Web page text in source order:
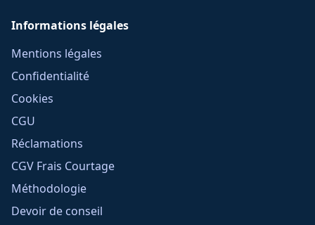
Informations légales
Mentions légales
Confidentialité
Cookies
CGU
Réclamations
CGV Frais Courtage
Méthodologie
Devoir de conseil